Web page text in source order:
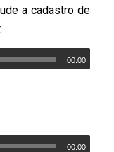
a cadastro de
00:00
00:00